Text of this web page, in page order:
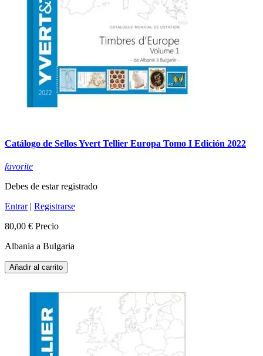
Catálogo de Sellos Yvert Tellier Europa Tomo I Edición 2022
favorite
Debes de estar registrado
Entrar| Registrarse
80,00 € Precio
Albania a Bulgaria
Añadir al carrito